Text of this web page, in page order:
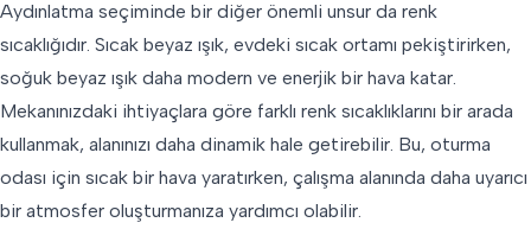
Aydınlatma seçiminde bir diğer önemli unsur da renk
sıcaklığıdır. Sıcak beyaz ışık, evdeki sıcak ortamı pekiştirirken,
soğuk beyaz ışık daha modern ve enerjik bir hava katar.
Mekanınızdaki ihtiyaçlara göre farklı renk sıcaklıklarını bir arada
kullanmak, alanınızı daha dinamik hale getirebilir. Bu, oturma
odası için sıcak bir hava yaratırken, çalışma alanında daha uyarıcı
bir atmosfer oluşturmanıza yardımcı olabilir.